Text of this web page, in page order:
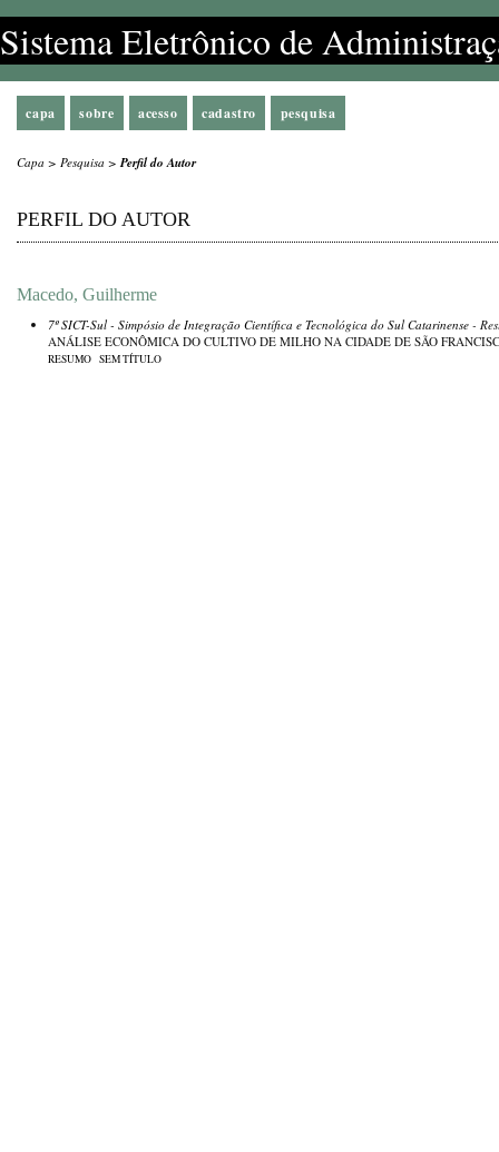
Sistema Eletrônico de
capa sobre acesso cadastro pesquisa
Capa > Pesquisa >Perfil do Autor
PERFIL DO AUTOR
Macedo, Guilherme
7º SICT-Sul - Simpósio de Integração Científica e Tecnológica do Sul Catarinense -
ANÁLISE ECONÔMICA DO CULTIVO DE MILHO NA CIDADE DE SÃO
RESUMO SEM TÍTULO